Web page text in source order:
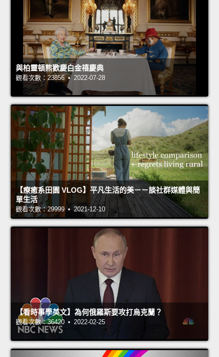
與柏靈頓熊歡慶白金禧慶典
觀看次數：23856 • 2022-07-28
【療癒系田園 VLOG】平凡生活的美－－談社群媒體與簡
單生活
觀看次數：29999 • 2021-12-10
【看時事學英文】為何俄羅斯要攻打烏克蘭？
觀看次數：36420 • 2022-02-25